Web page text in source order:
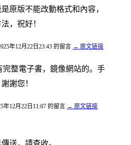
原版不能改動格式和內容，
，祝好！
年12月22日23:43 的留言 → 原文链接
完整電子書，鏡像網站的。手
謝您！
年12月22日11:07 的留言 → 原文链接
送，請查收。